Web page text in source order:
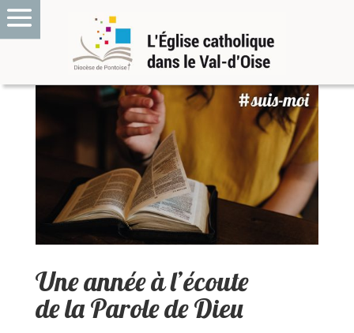
Une année à l’écoute
de la Parole de Dieu